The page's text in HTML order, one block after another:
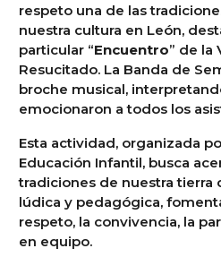
respeto una de las
nuestra cultura en León,
particular “Encuentro” de la
Resucitado. La Banda de
broche musical,
emocionaron a todos los
Esta actividad, organizada
Educación Infantil, busca
tradiciones de nuestra tierra
lúdica y pedagógica,
respeto, la convivencia, la
en equipo.